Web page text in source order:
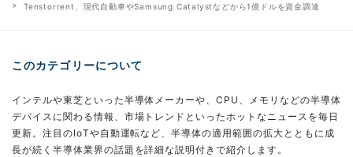
Tenstorrent、現代自動車やSamsung Catalystなどから1億ドルを資金調達
このカテゴリーについて
インテルや東芝といった半導体メーカーや、CPU、メモリなどの半導体
デバイスに関わる情報、市場トレンドといったホットなニュースを毎日
更新。注目のIoTや自動運転など、半導体の適用範囲の拡大とともに成
長が続く半導体業界の話題を詳細な説明付きで紹介します。